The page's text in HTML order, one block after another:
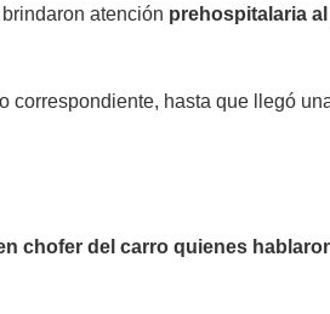
atención prehospitalaria
hasta que llegó
chofer del carro quienes